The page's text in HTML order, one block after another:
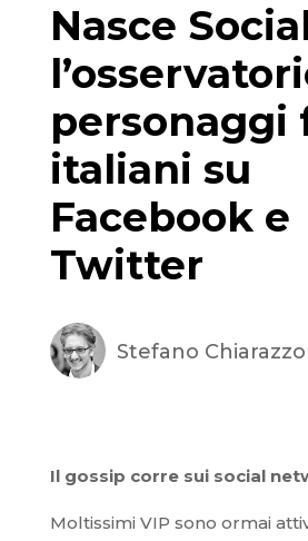
Nasce
personaggi
italiani su
Facebook e
Twitter
Stefano Chiarazzo
Il gossip corre sui social
Moltissimi VIP sono ormai